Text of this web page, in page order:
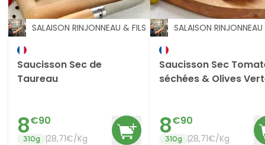
SALAISON RINJONNEAU & FILS
Saucisson Sec de
Taureau
8€90
310g 28,71€/Kg
SALAISON
Saucisson Sec
séchées & Olives
8€90
310g 28,71€/Kg